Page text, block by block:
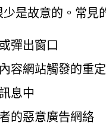
是故意的。常見
彈出窗口
容網站觸發的重
息中
的惡意廣告網絡